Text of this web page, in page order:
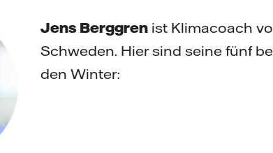
Jens Berggren ist Klimacoach
Schweden. Hier sind seine fünf
den Winter: